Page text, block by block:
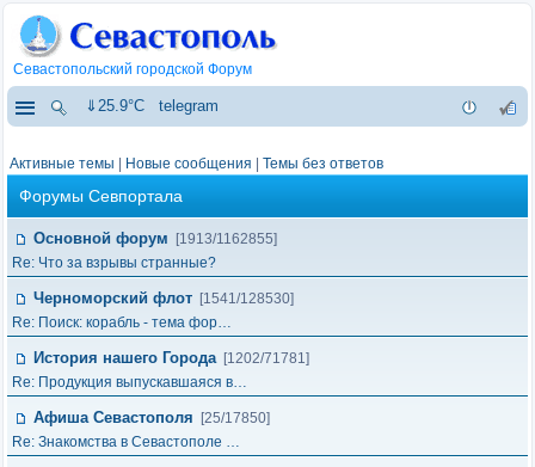
Севастопольский городской Форум
⇓25.9°C telegram
Активные темы Новые сообщения Темы без ответов
Форумы Севпортала
Основной форум
[1913/1162855]
Re: Что за взрывы странные?
Черноморский флот [1541/128530]
Re: Поиск: корабль - тема фор…
История нашего Города [1202/71781]
Re: Продукция выпускавшаяся в…
Афиша Севастополя
[25/17850]
Re: Знакомства в Севастополе …